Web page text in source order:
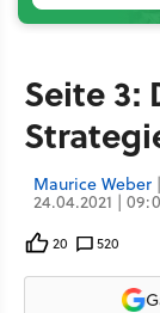
Seite 3:
Maurice Weber |
24.04.2021 |
20 520